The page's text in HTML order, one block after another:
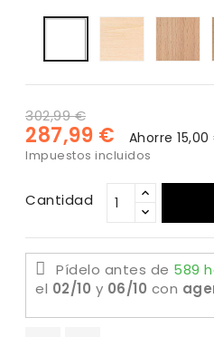
Lacado
Haya
blanqueada
302,99 €
287,99 € Ahorre
Impuestos incluidos
Cantidad
Pídelo antes de 589
el 02/10 y 06/10 con